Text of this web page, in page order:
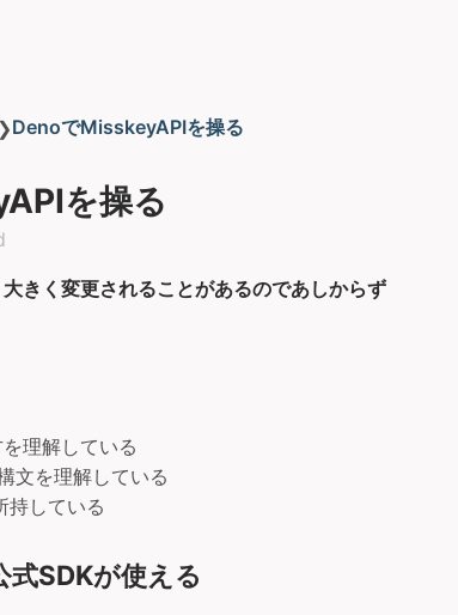
❯DenoでMisskeyAPIを操る
を操る
きく変更されることがあるのであしからず
理解している
文を理解している
持している
SDKが使える